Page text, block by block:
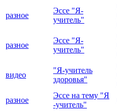
разное
Эссе "Я-
учитель"
разное
Эссе "Я-
учитель"
видео
"Я-учитель
здоровья"
разное
Эссе на тему "Я
-учитель"